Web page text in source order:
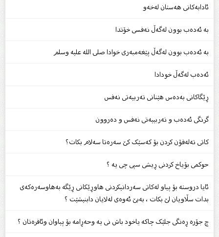
ئادابەکانی هەستان لەخەو
بە ئەدەب بوون لەگەڵ نەفسی خۆتدا
بە ئەدەب بوون لەگەڵ پێغەمبەری خوادا صلى الله علیه وسلم
ئەدەب لەگەڵ خودادا
ڕێگاکانی بەدەس هێنانی تەربیەتی نەفس
گرنگی ئەدەب و تەربییەتى نەفس و دەروون
کاتى تەلەفۆن کردن بۆ کەسێک کێ سەرەتا سەلام بکات؟
حوکمی بۆیاخ کردنی ڕیشی سپی چی یە ؟
ئایا دروستە بۆ پیاو لەکاتی سەردانیکردنی هاوڕێکانی ڕێگە بەهاوسەرەکەی
بدات سڵاویان لێ بکات ، بەبێ ئەوەی لەلایان دابنیشێت ؟
چ جۆره ڕەنگی جلێک چاکە یاخود باش نی یە وحەڕامە بۆ پیاوان وئافرەتان ؟